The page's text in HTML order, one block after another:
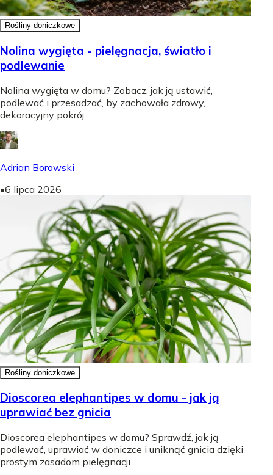
Rośliny doniczkowe
Nolina wygięta - pielęgnacja, światło i
podlewanie
Nolina wygięta w domu? Zobacz, jak ją ustawić,
podlewać i przesadzać, by zachowała zdrowy,
dekoracyjny pokrój.
Adrian Borowski
•6 lipca 2026
Rośliny doniczkowe
Dioscorea elephantipes w domu - jak ją
uprawiać bez gnicia
Dioscorea elephantipes w domu? Sprawdź, jak ją
podlewać, uprawiać w doniczce i uniknąć gnicia dzięki
prostym zasadom pielęgnacji.